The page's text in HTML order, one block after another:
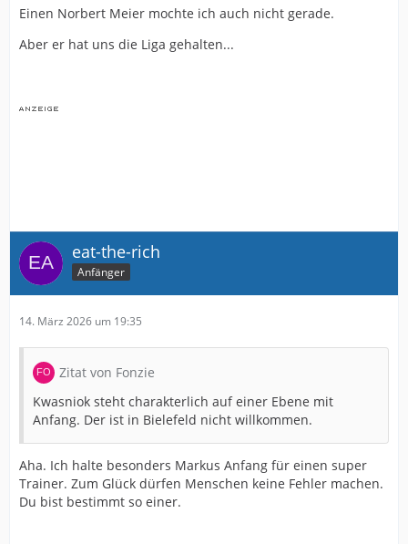
Einen Norbert Meier mochte ich auch nicht gerade.
Aber er hat uns die Liga gehalten...
eat-the-rich
Anfänger
14. März 2026 um 19:35
Zitat von Fonzie
Kwasniok steht charakterlich auf einer Ebene mit
Anfang. Der ist in Bielefeld nicht willkommen.
Aha. Ich halte besonders Markus Anfang für einen super
Trainer. Zum Glück dürfen Menschen keine Fehler machen.
Du bist bestimmt so einer.